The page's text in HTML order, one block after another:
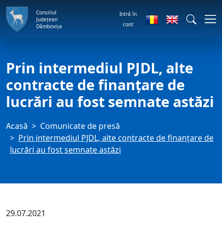
Consiliul
Județean
Dâmbovița
Intră în
cont
Prin intermediul PJDL, alte
contracte de finanțare de
lucrări au fost semnate astăzi
Acasă
Comunicate de presă
Prin intermediul PJDL, alte contracte de finanțare de
lucrări au fost semnate astăzi
29.07.2021